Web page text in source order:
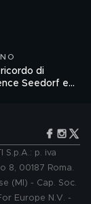
ricordo di
Seedorf e
S.p.A.: p. iva
8, 00187 Roma.
(MI) - Cap. Soc.
Europe N.V. -